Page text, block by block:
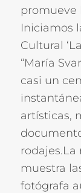
promueve
Iniciamos
Cultural
“María
casi un
artísticas,
muestra
fotógrafa